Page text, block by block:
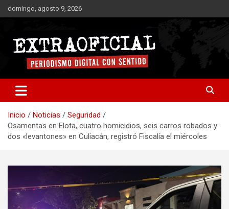
Saltar
al
domingo, agosto 9, 2026
Extraoficial
Inicio Noticias
Seguridad
Osamentas en Elota, cuatro homicidios, seis carros robados y
dos «levantones» en Culiacán, registró Fiscalía el miércoles